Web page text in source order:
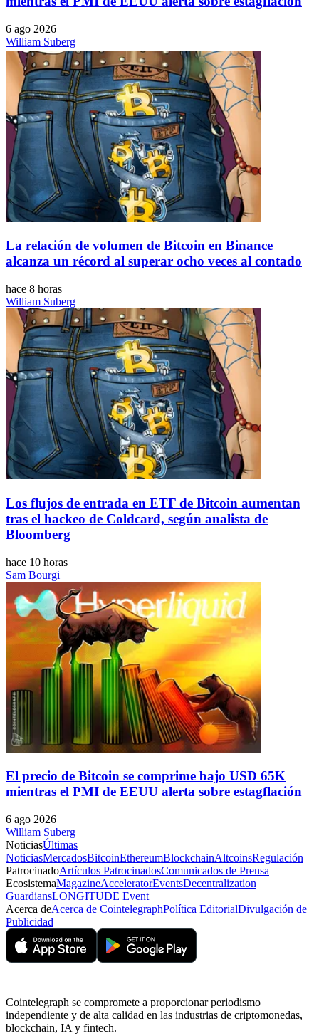
6 ago 2026
William Suberg
La relación de volumen de Bitcoin en Binance
alcanza un récord al superar ocho veces al contado
hace 8 horas
William Suberg
Los flujos de entrada en ETF de Bitcoin aumentan
tras el hackeo de Coldcard, según analista de
Bloomberg
hace 10 horas
Sam Bourgi
El precio de Bitcoin se comprime bajo USD 65K
mientras el PMI de EEUU alerta sobre estagflación
6 ago 2026
William Suberg
NoticiasÚltimas
NoticiasMercadosBitcoinEthereumBlockchainAltcoinsRegulación
PatrocinadoArtículos PatrocinadosComunicados de Prensa
EcosistemaMagazineAcceleratorEventsDecentralization
GuardiansLONGITUDE Event
Acerca deAcerca de CointelegraphPolítica EditorialDivulgación de
Publicidad
Cointelegraph se compromete a proporcionar periodismo
independiente y de alta calidad en las industrias de criptomonedas,
blockchain, IA y fintech.